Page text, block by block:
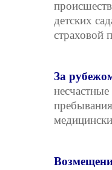
детских
страховой
За